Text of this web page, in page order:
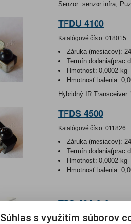
Senzor: senzor infra;
TFDU 4100
Katalógové číslo: 018015
Záruka (mesiacov): 24
Termín
Hmotnosť: 0,0002 kg
Hmotnosť balenia:
Hybridný IR Transceiver
TFDS 4500
Katalógové číslo: 011826
Záruka (mesiacov): 24
Termín
Hmotnosť: 0,0002 kg
Hmotnosť balenia:
TPS 434 G 9
Katalógové číslo: 0124818
Súhlas s využitím súborov